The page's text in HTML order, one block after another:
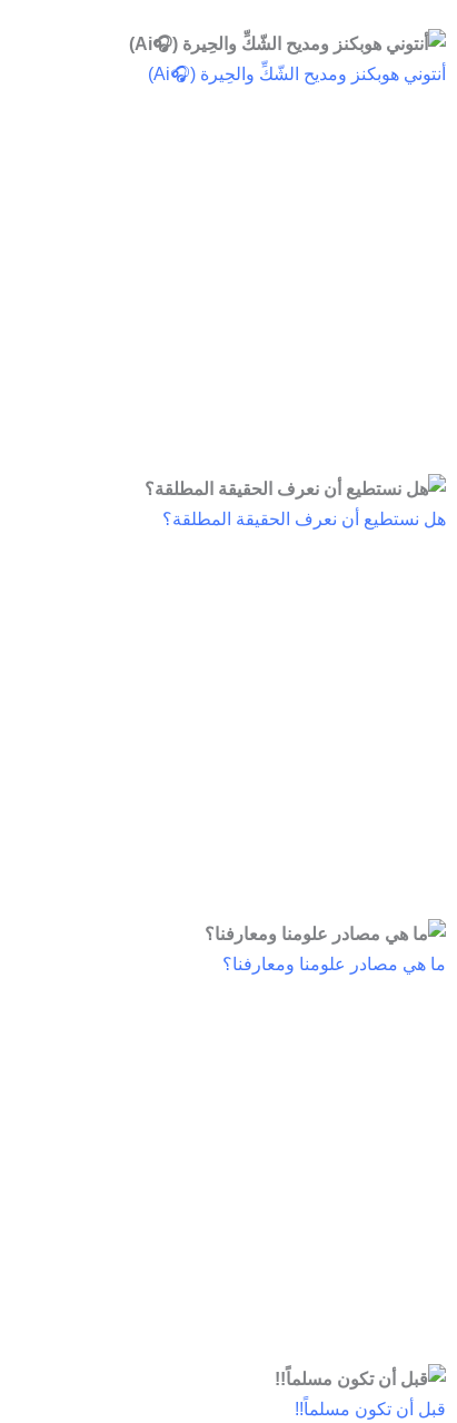
أنتوني هوبكنز ومديح الشّكِّ والحِيرة (🎧Ai)
هل نستطيع أن نعرف الحقيقة المطلقة؟
ما هي مصادر علومنا ومعارفنا؟
قبل أن تكون مسلماً!!